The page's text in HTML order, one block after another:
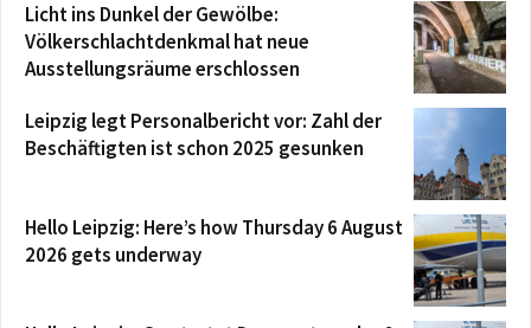
Licht ins Dunkel der Gewölbe:
Völkerschlachtdenkmal hat neue
Ausstellungsräume erschlossen
Leipzig legt Personalbericht vor: Zahl der
Beschäftigten ist schon 2025 gesunken
Hello Leipzig: Here’s how Thursday 6 August
2026 gets underway